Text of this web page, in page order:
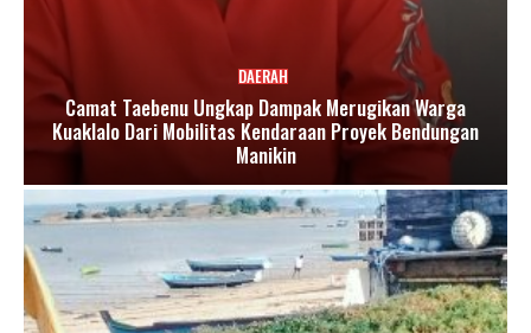
DAERAH
Camat Taebenu Ungkap Dampak Merugikan Warga
Kuaklalo Dari Mobilitas Kendaraan Proyek Bendungan
Manikin